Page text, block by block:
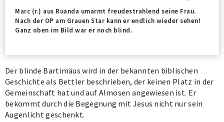
Marc (r.) aus Ruanda umarmt freudestrahlend seine Frau.
Nach der OP am Grauen Star kann er endlich wieder sehen!
Ganz oben im Bild war er noch blind.
Der blinde Bartimäus wird in der bekannten biblischen
Geschichte als Bettler beschrieben, der keinen Platz in der
Gemeinschaft hat und auf Almosen angewiesen ist. Er
bekommt durch die Begegnung mit Jesus nicht nur sein
Augenlicht geschenkt.